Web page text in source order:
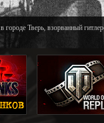
Тверь, взорванный